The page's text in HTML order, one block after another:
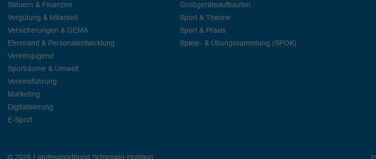
Steuern & Finanzen
Vergütung & Mitarbeit
Versicherungen & GEMA
Ehrenamt & Personalentwicklung
Vereinsjugend
Sporträume & Umwelt
Vereinsführung
Marketing
Digitalisierung
E-Sport
Großgeräteaufbauten
Sport & Theorie
Sport & Praxis
Spiele- & Übungssammlung (SPOK)
© 2026 Landessportbund Schleswig-Holstein